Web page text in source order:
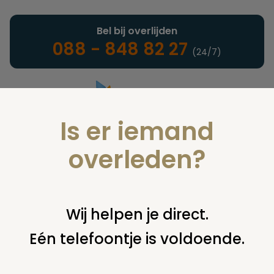
Landelijke uitvaartonderneming
Bel bij overlijden
088 - 848 82 27 (24/7)
U bent hier: home nieuws & agenda nieuws waterpeil
begraafplaats bemmel te hoog
Is er iemand
overleden?
Wij helpen je direct.
Eén telefoontje is voldoende.